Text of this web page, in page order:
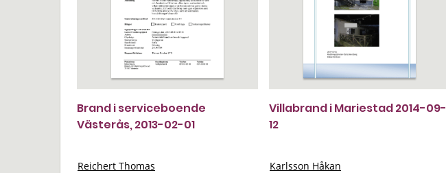
Brand i serviceboende
Västerås, 2013-02-01
Reichert Thomas
Villabrand i Mariestad 2014-09-
12
Karlsson Håkan